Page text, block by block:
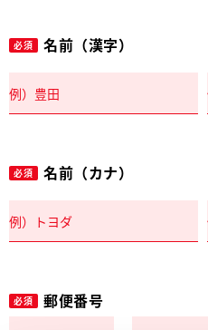
必須 名前（漢字）
必須 名前（カナ）
必須 郵便番号